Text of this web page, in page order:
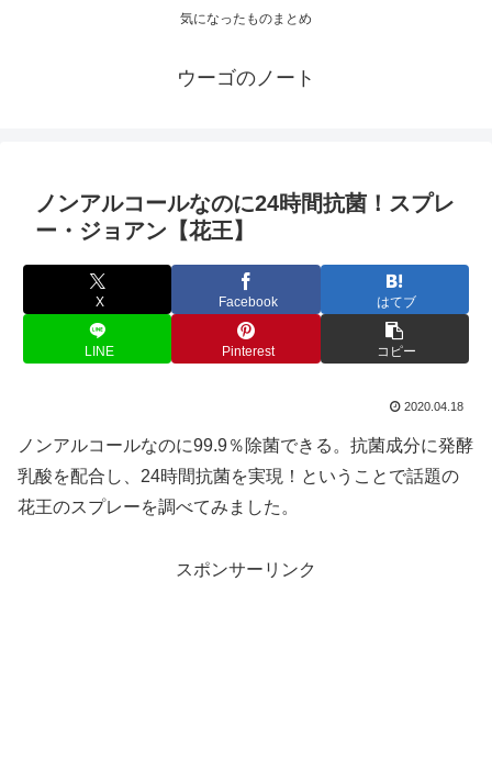
気になったものまとめ
ウーゴのノート
ノンアルコールなのに24時間抗菌！スプレ
ー・ジョアン【花王】
X Facebook はてブ
LINE Pinterest コピー
2020.04.18
ノンアルコールなのに99.9％除菌できる。抗菌成分に発酵
乳酸を配合し、24時間抗菌を実現！ということで話題の
花王のスプレーを調べてみました。
スポンサーリンク